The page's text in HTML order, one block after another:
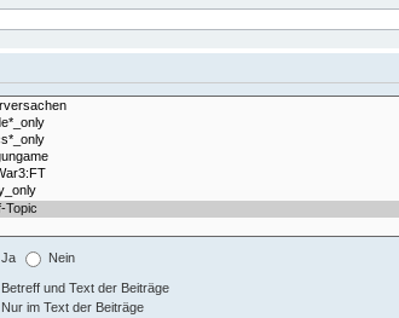
Ja Nein
Betreff und Text der Beiträge
Nur im Text der Beiträge